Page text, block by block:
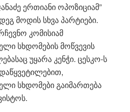
ერთიანი ოპოზიციამ”
მოდის სხვა პარტიები.
კომისიამ
სხდომების მოწვევის
უყარა კენჭი. ცესკო-ს
სხდომები გაიმართება